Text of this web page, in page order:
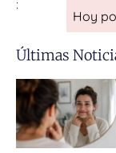
:
Hoy
Últimas